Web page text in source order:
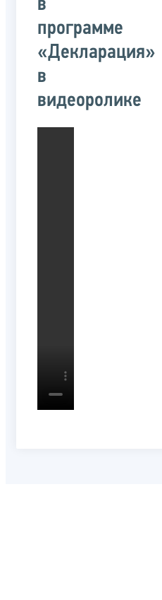
в
программе
«Декларация»
в
видеоролике